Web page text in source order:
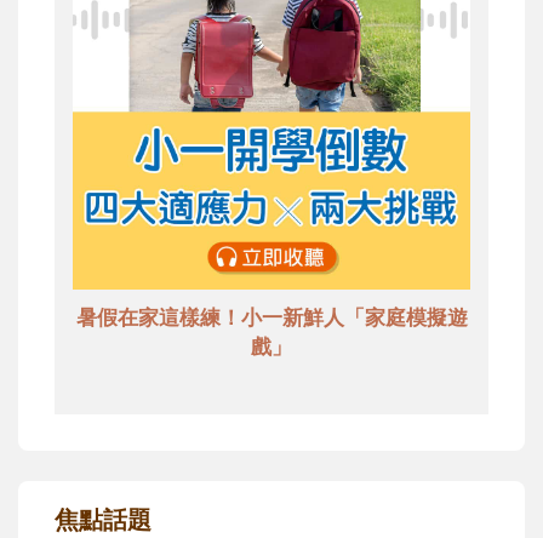
暑假在家這樣練！小一新鮮人「家庭模擬遊
戲」
焦點話題